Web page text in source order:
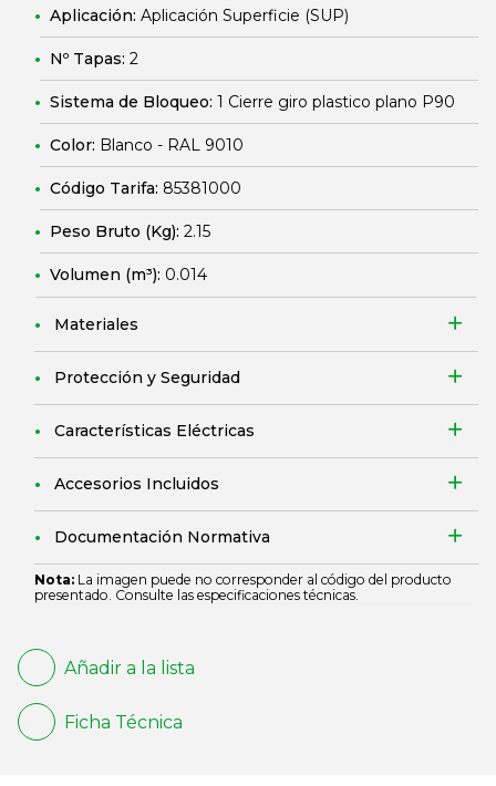
Aplicación: Aplicación Superficie (SUP)
Nº Tapas: 2
Sistema de Bloqueo: 1 Cierre giro plastico plano P90
Color: Blanco - RAL 9010
Código Tarifa: 85381000
Peso Bruto (Kg): 2.15
Volumen (m³): 0.014
Materiales
Protección y Seguridad
Características Eléctricas
Accesorios Incluidos
Documentación Normativa
Nota: La imagen puede no corresponder al código del producto
presentado. Consulte las especificaciones técnicas.
Añadir a la lista
Ficha Técnica